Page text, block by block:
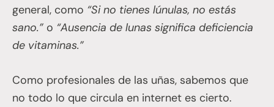
general, como “Si no tienes lúnulas, no estás
sano.” o “Ausencia de lunas significa deficiencia
de vitaminas.”
Como profesionales de las uñas, sabemos que
no todo lo que circula en internet es cierto.